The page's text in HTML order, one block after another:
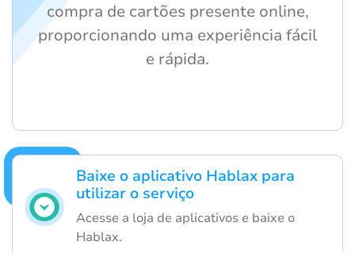
Baixe o aplicativo Hablax para
utilizar o serviço
Acesse a loja de aplicativos e baixe o
Hablax.
compra de cartões presente online,
proporcionando uma experiência fácil
e rápida.